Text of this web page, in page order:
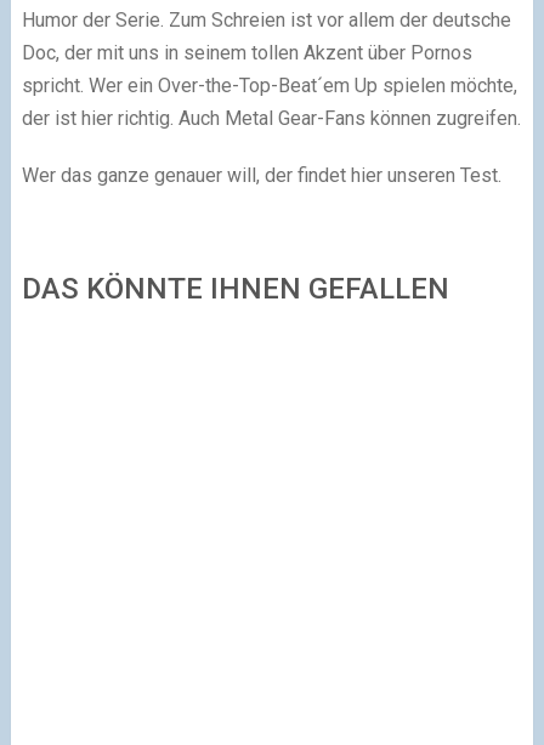
Humor der Serie. Zum Schreien ist vor allem der deutsche
Doc, der mit uns in seinem tollen Akzent über Pornos
spricht. Wer ein Over-the-Top-Beat´em Up spielen möchte,
der ist hier richtig. Auch Metal Gear-Fans können zugreifen.
Wer das ganze genauer will, der findet hier unseren Test.
DAS KÖNNTE IHNEN GEFALLEN